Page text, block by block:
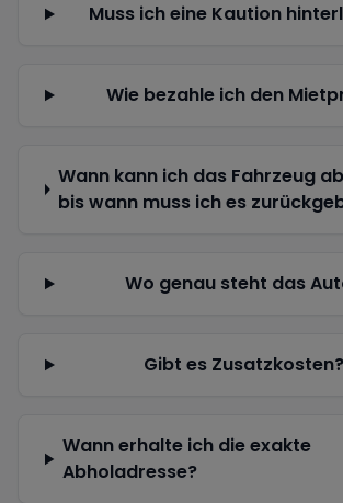
Muss ich eine Kaution
Wie bezahle ich den
Wann kann ich das Fahrzeug
bis wann muss ich es
Wo genau steht das
Gibt es Zusatzkosten?
Wann erhalte ich die exakte
Abholadresse?